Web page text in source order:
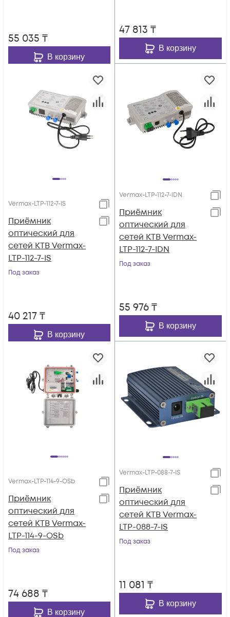
55 035 ₸
В корзину
47 813 ₸
В корзину
Vermax-LTP-112-7-IS
Приёмник
оптический для
сетей КТВ Vermax-
LTP-112-7-IS
Под заказ
40 217₸
В корзину
Vermax-LTP-112-7-IDN
Приёмник
оптический для
сетей КТВ Vermax-
LTP-112-7-IDN
Под заказ
55 976₸
В корзину
Vermax-LTP-114-9-OSb
Приёмник
оптический для
сетей КТВ Vermax-
LTP-114-9-OSb
Под заказ
74 688 ₸
В корзину
Vermax-LTP-088-7-IS
Приёмник
оптический для
сетей КТВ Vermax-
LTP-088-7-IS
Под заказ
11 081 ₸
В корзину